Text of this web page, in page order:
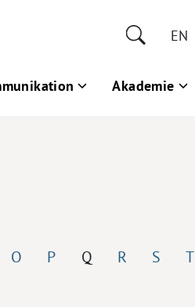
EN
Akademie
O P Q R S T